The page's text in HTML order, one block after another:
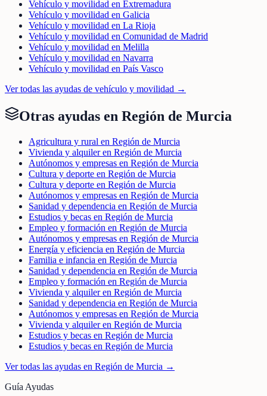
Vehículo y movilidad en Extremadura
Vehículo y movilidad en Galicia
Vehículo y movilidad en La Rioja
Vehículo y movilidad en Comunidad de Madrid
Vehículo y movilidad en Melilla
Vehículo y movilidad en Navarra
Vehículo y movilidad en País Vasco
Ver todas las ayudas de vehículo y movilidad →
Otras ayudas en Región de Murcia
Agricultura y rural en Región de Murcia
Vivienda y alquiler en Región de Murcia
Autónomos y empresas en Región de Murcia
Cultura y deporte en Región de Murcia
Cultura y deporte en Región de Murcia
Autónomos y empresas en Región de Murcia
Sanidad y dependencia en Región de Murcia
Estudios y becas en Región de Murcia
Empleo y formación en Región de Murcia
Autónomos y empresas en Región de Murcia
Energía y eficiencia en Región de Murcia
Familia e infancia en Región de Murcia
Sanidad y dependencia en Región de Murcia
Empleo y formación en Región de Murcia
Vivienda y alquiler en Región de Murcia
Sanidad y dependencia en Región de Murcia
Autónomos y empresas en Región de Murcia
Vivienda y alquiler en Región de Murcia
Estudios y becas en Región de Murcia
Estudios y becas en Región de Murcia
Ver todas las ayudas en Región de Murcia →
Guía Ayudas